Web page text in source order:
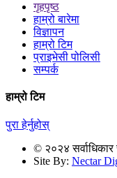
गृहपृष्ठ
हाम्रो बारेमा
विज्ञापन
हाम्रो टिम
प्राइभेसी पोलिसी
सम्पर्क
हाम्रो टिम
पुरा हेर्नुहोस्
© २०२४
Site By: Nectar